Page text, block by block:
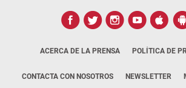
ACERCA DE LA PRENSA POLÍTICA DE
CONTACTA CON NOSOTROS NEWSLETTER